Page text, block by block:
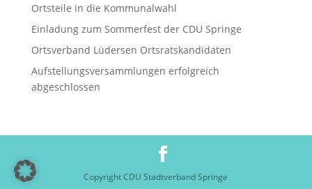
Ortsteile in die Kommunalwahl
Einladung zum Sommerfest der CDU Springe
Ortsverband Lüdersen Ortsratskandidaten
Aufstellungsversammlungen erfolgreich
abgeschlossen
Copyright CDU Stadtverband Springe